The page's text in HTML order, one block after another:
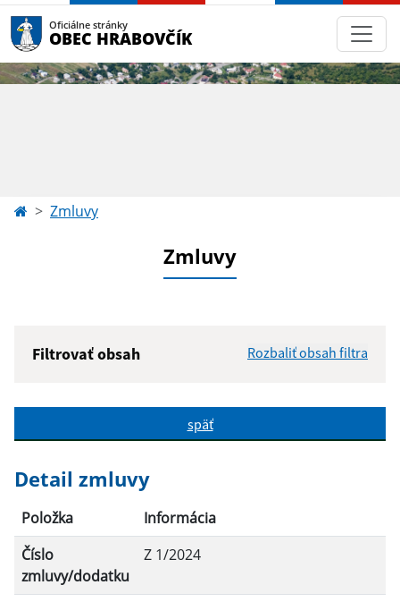
Oficiálne stránky
OBEC HRABOVČÍK
Zmluvy
Zmluvy
Filtrovať obsah
Rozbaliť obsah filtra
Hľadať v:
Dátum od:
späť
Detail zmluvy
Položka
Informácia
Číslo
zmluvy/dodatku
Z 1/2024